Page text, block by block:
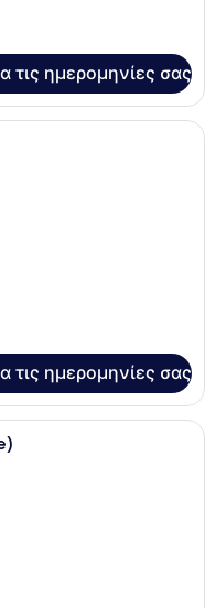
τις ημερομηνίες σας
δωμάτιο
τις ημερομηνίες σας
ξενοδοχείου με ένα